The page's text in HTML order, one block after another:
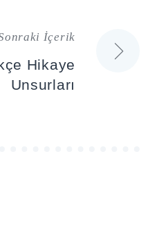
İçerik
Hikaye
Unsurları